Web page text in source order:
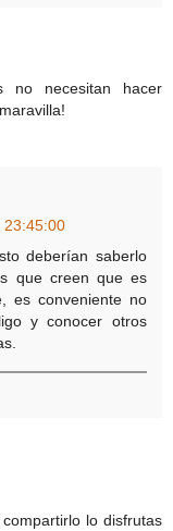
no necesitan hacer
23:45:00
deberían saberlo
que creen que es
es conveniente no
y conocer otros
lo disfrutas